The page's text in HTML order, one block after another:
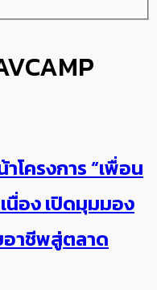
โครงการ “เพื่อน
นื่อง เปิดมุมมอง
อาชีพสู่ตลาด